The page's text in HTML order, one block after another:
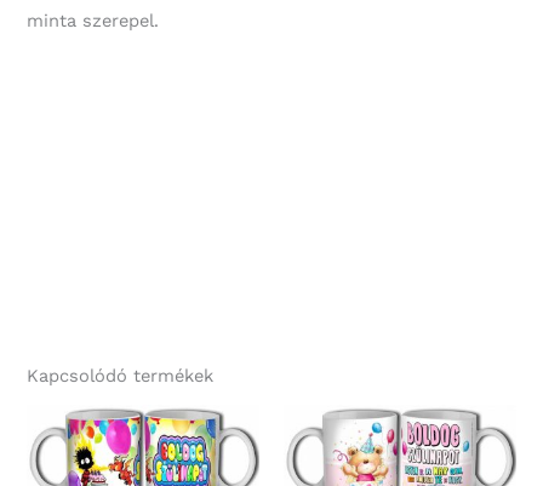
minta szerepel.
Kapcsolódó termékek